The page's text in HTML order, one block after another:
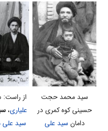
سید محمد حجت
حسینی کوه کمری در
دامان سید علی
از
علیاری،
سید علی